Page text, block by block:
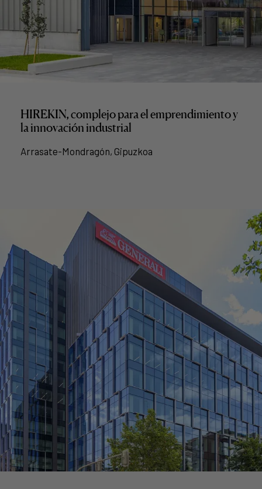
HIREKIN, complejo para el emprendimiento y
la innovación industrial
Arrasate-Mondragón, Gipuzkoa